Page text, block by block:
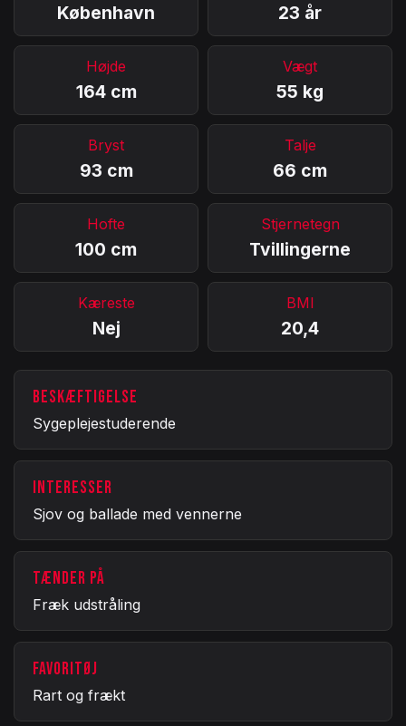
København 23 år
Højde
164 cm
Vægt
55 kg
Bryst
93 cm
Talje
66 cm
Hofte
100 cm
Stjernetegn
Tvillingerne
Kæreste
Nej
BMI
20,4
BESKÆFTIGELSE
Sygeplejestuderende
INTERESSER
Sjov og ballade med vennerne
TÆNDER PÅ
Fræk udstråling
FAVORITØJ
Rart og frækt